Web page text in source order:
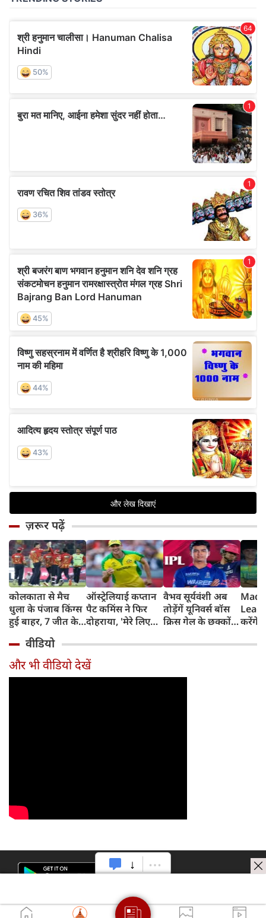
ज़रूर पढ़ें
कोलकाता से मैच
धुला के पंजाब किंग्स
हुई बाहर, 7 जीत के
ऑस्ट्रेलियाई कप्तान
पैट कमिंस ने फिर
दोहराया, 'मेरे लिए
वैभव सूर्यवंशी अब
तोड़ेंगें यूनिवर्स बॉस
क्रिस गेल के छक्कों
करेंगे
टीम में
वीडियो
और भी वीडियो देखें